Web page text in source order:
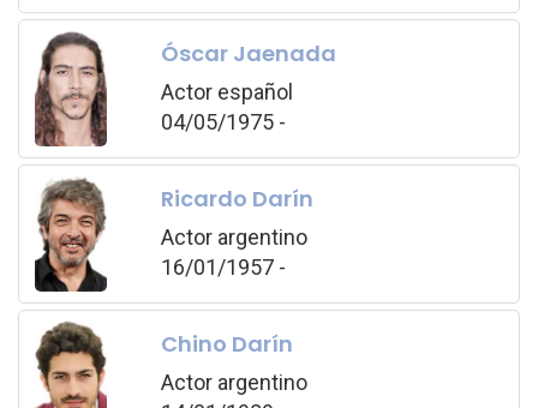
Óscar Jaenada
Actor español
04/05/1975 -
Ricardo Darín
Actor argentino
16/01/1957 -
Chino Darín
Actor argentino